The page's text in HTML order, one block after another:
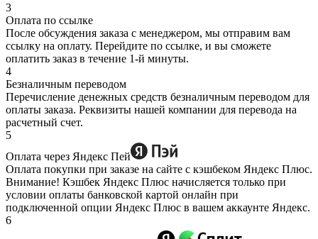
3
Оплата по ссылке
После обсуждения заказа с менеджером, мы отправим вам
ссылку на оплату. Перейдите по ссылке, и вы сможете
оплатить заказ в течение 1-й минуты.
4
Безналичным переводом
Перечисление денежных средств безналичным переводом для
оплаты заказа. Реквизиты нашей компании для перевода на
расчетный счет.
5
Оплата через Яндекс Пей
Оплата покупки при заказе на сайте с кэшбеком Яндекс Плюс.
Внимание! Кэшбек Яндекс Плюс начисляется только при
условии оплаты банковской картой онлайн при
подключенной опции Яндекс Плюс в вашем аккаунте Яндекс.
6